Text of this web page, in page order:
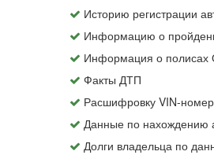
Историю регистрации
Информацию о
Информация о
Факты ДТП
Расшифровку VIN-
Данные по нахождению
Долги владельца по